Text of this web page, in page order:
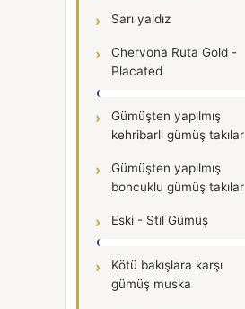
Sarı yaldız
Chervona Ruta Gold -
Placated
Gümüşten yapılmış
kehribarlı gümüş takılar
Gümüşten yapılmış
boncuklu gümüş takılar
Eski - Stil Gümüş
Kötü bakışlara karşı
gümüş muska